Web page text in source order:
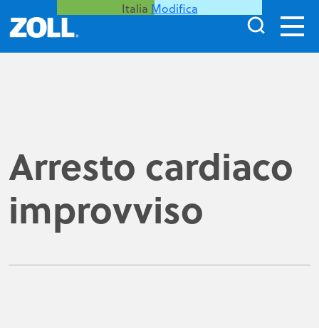
Italia Modifica
Arresto cardiaco
improvviso